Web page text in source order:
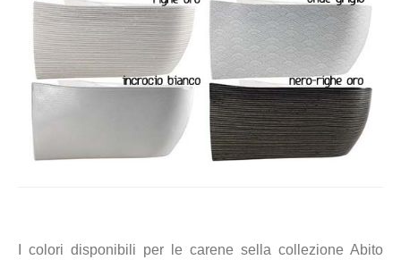
I colori disponibili per le carene sella collezione Abito